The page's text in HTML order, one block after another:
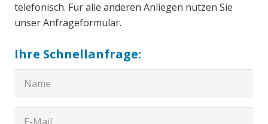
telefonisch. Für alle anderen Anliegen nutzen Sie
unser Anfrageformular.
Ihre Schnellanfrage: